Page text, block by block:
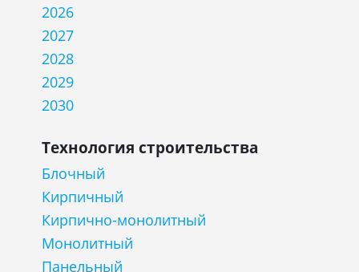
2026
2027
2028
2029
2030
Технология строительства
Блочный
Кирпичный
Кирпично-монолитный
Монолитный
Панельный